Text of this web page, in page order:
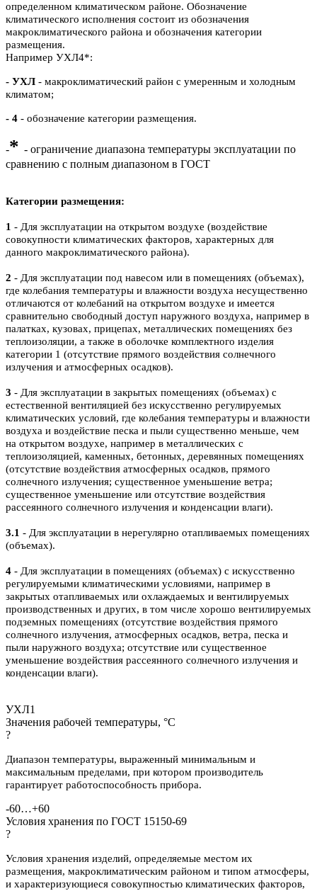
определенном климатическом районе. Обозначение
климатического исполнения состоит из обозначения
макроклиматического района и обозначения категории
размещения.
Например УХЛ4*:
- УХЛ - макроклиматический район с умеренным и холодным
климатом;
- 4 - обозначение категории размещения.
-* - ограничение диапазона температуры эксплуатации по
сравнению с полным диапазоном в ГОСТ
Категории размещения:
1 - Для эксплуатации на открытом воздухе (воздействие
совокупности климатических факторов, характерных для
данного макроклиматического района).
2 - Для эксплуатации под навесом или в помещениях (объемах),
где колебания температуры и влажности воздуха несущественно
отличаются от колебаний на открытом воздухе и имеется
сравнительно свободный доступ наружного воздуха, например в
палатках, кузовах, прицепах, металлических помещениях без
теплоизоляции, а также в оболочке комплектного изделия
категории 1 (отсутствие прямого воздействия солнечного
излучения и атмосферных осадков).
3 - Для эксплуатации в закрытых помещениях (объемах) с
естественной вентиляцией без искусственно регулируемых
климатических условий, где колебания температуры и влажности
воздуха и воздействие песка и пыли существенно меньше, чем
на открытом воздухе, например в металлических с
теплоизоляцией, каменных, бетонных, деревянных помещениях
(отсутствие воздействия атмосферных осадков, прямого
солнечного излучения; существенное уменьшение ветра;
существенное уменьшение или отсутствие воздействия
рассеянного солнечного излучения и конденсации влаги).
3.1 - Для эксплуатации в нерегулярно отапливаемых помещениях
(объемах).
4 - Для эксплуатации в помещениях (объемах) с искусственно
регулируемыми климатическими условиями, например в
закрытых отапливаемых или охлаждаемых и вентилируемых
производственных и других, в том числе хорошо вентилируемых
подземных помещениях (отсутствие воздействия прямого
солнечного излучения, атмосферных осадков, ветра, песка и
пыли наружного воздуха; отсутствие или существенное
уменьшение воздействия рассеянного солнечного излучения и
конденсации влаги).
УХЛ1
Значения рабочей температуры, °С
?
Диапазон температуры, выраженный минимальным и
максимальным пределами, при котором производитель
гарантирует работоспособность прибора.
-60…+60
Условия хранения по ГОСТ 15150-69
?
Условия хранения изделий, определяемые местом их
размещения, макроклиматическим районом и типом атмосферы,
и характеризующиеся совокупностью климатических факторов,